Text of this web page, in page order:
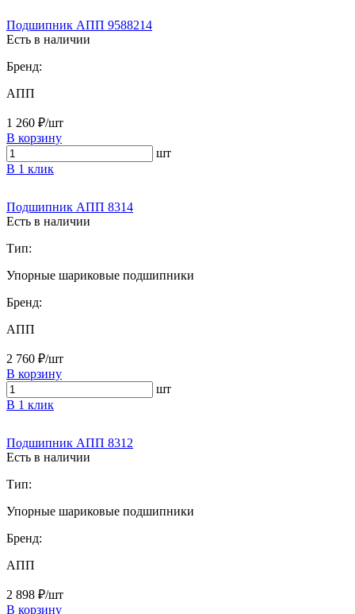
Подшипник АПП 9588214
Есть в наличии
Бренд:
АПП
1 260 ₽/шт
В корзину
шт
В 1 клик
Подшипник АПП 8314
Есть в наличии
Тип:
Упорные шариковые подшипники
Бренд:
АПП
2 760 ₽/шт
В корзину
шт
В 1 клик
Подшипник АПП 8312
Есть в наличии
Тип:
Упорные шариковые подшипники
Бренд:
АПП
2 898 ₽/шт
В корзину